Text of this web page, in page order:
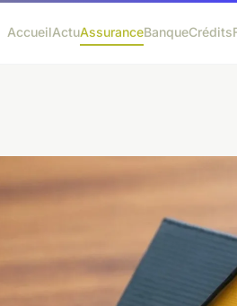
AccueilActuAssuranceBanqueCrédits